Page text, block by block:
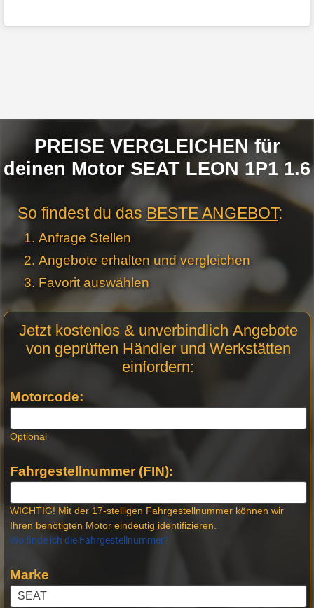
PREISE VERGLEICHEN für
deinen Motor SEAT LEON 1P1 1.6
So findest du das BESTE ANGEBOT:
Anfrage Stellen
Angebote erhalten und vergleichen
Favorit auswählen
Anfrage
Stellen -
Jetzt kostenlos & unverbindlich Angebote
von geprüften Händler und Werkstätten
einfordern:
Motorcode:
Optional
Fahrgestellnummer (FIN):
WICHTIG! Mit der 17-stelligen Fahrgestellnummer können wir
Ihren benötigten Motor eindeutig identifizieren.
Wo finde ich die Fahrgestellnummer?
Marke